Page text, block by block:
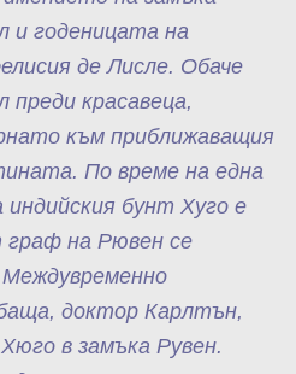
и годеницата на
де Лисле. Обаче
преди красавеца,
към приближаващия
По време на една
бунт Хуго е
на Рювен се
доктор Карлтън,
в замъка Рувен.